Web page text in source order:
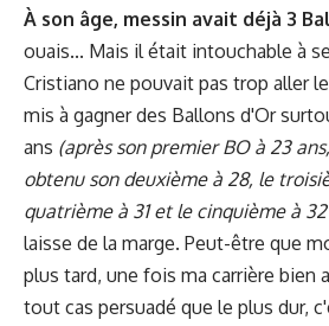
À son âge, messin avait déjà 3
ouais... Mais il était intouchable à
Cristiano ne pouvait pas trop aller
mis à gagner des Ballons d'Or
ans (après son premier BO à 23
obtenu son deuxième à 28, le
quatrième à 31 et le cinquième à
laisse de la marge. Peut-être que
plus tard, une fois ma carrière bien
tout cas persuadé que le plus dur,